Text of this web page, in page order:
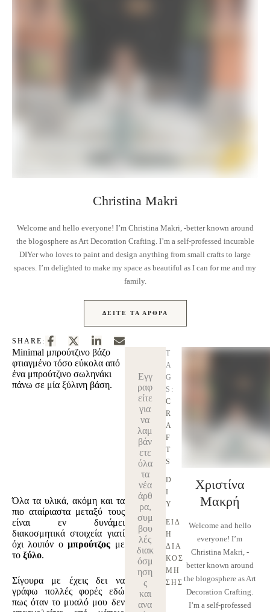
Christina Makri
Welcome and hello everyone! I’m Christina Makri, -better known around
the blogosphere as Art Decoration Crafting. I’m a self-professed incurable
DIYer who loves to paint and design anything from small crafts to large
spaces. I’m delighted to make my space as beautiful as I can for me and my
family.
ΔΕΊΤΕ ΤΑ ΆΡΘΡΑ
SHARE:
Minimal μπρούτζινο βάζο
φτιαγμένο τόσο εύκολα από
ένα μπρούτζινο σωληνάκι
πάνω σε μία ξύλινη βάση.
Όλα τα υλικά, ακόμη και τα
πιο αταίριαστα μεταξύ τους
είναι εν δυνάμει
διακοσμητικά στοιχεία γιατί
όχι λοιπόν ομπρούτζος με
το ξύλο.
Σίγουρα με έχεις δει να
γράφω πολλές φορές εδώ
πως όταν το μυαλό μου δεν
Εγγ
ραφ
είτε
για
να
λαμ
βάν
ετε
όλα
τα
νέα
άρθ
ρα,
συμ
βου
λές
διακ
όσμ
ηση
ς
και
ανα
T
A
G
S:
C
R
A
F
T
S
D
I
Y
ΕΊΔ
Η
ΔΙΑ
ΚΌΣ
ΜΗ
ΣΗΣ
Χριστίνα
Μακρή
Welcome and hello
everyone! I’m
Christina Makri, -
better known around
the blogosphere as Art
Decoration Crafting.
I’m a self-professed